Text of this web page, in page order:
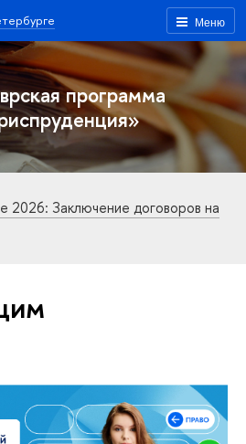
Меню
программа
2026: Заключение договоров на